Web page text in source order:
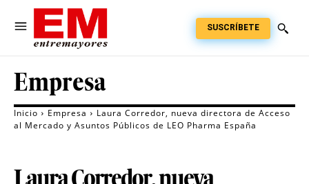
SUSCRÍBETE
Empresa
Inicio Empresa
Laura Corredor, nueva directora de Acceso
al Mercado y Asuntos Públicos de LEO Pharma España